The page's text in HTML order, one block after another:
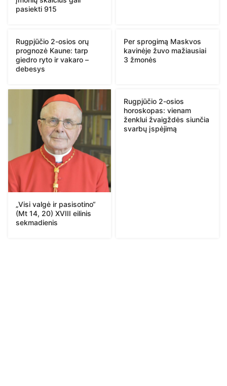
pasiekti 915
Rugpjūčio 2-osios orų
prognozė Kaune: tarp
giedro ryto ir vakaro –
debesys
Per sprogimą Maskvos
kavinėje žuvo mažiausiai
3 žmonės
„Visi valgė ir pasisotino“
(Mt 14, 20) XVIII eilinis
sekmadienis
Rugpjūčio 2-osios
horoskopas: vienam
ženklui žvaigždės siunčia
svarbų įspėjimą